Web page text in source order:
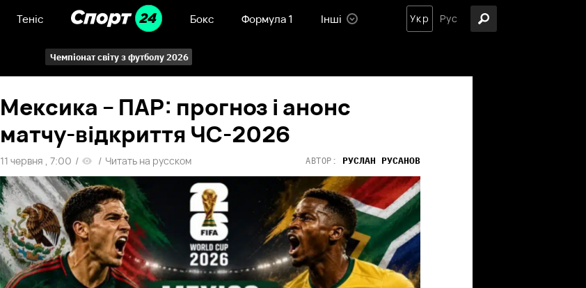
Теніс Бокс Формула 1 Інші Укр Рус
Чемпіонат світу з футболу 2026
Мексика – ПАР: прогноз і анонс
матчу-відкриття ЧС-2026
11 червня , 7:00 / / Читать на русском АВТОР: РУСЛАН РУСАНОВ